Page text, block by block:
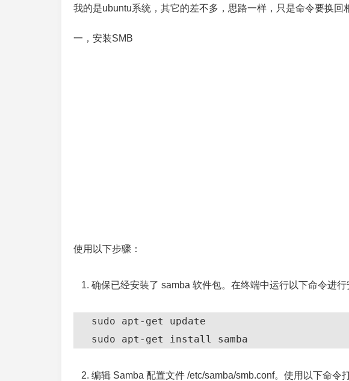
我的是ubuntu系统，其它的差不多，思路一样，只是命令要换回
一，安装SMB
使用以下步骤：
确保已经安装了 samba 软件包。在终端中运行以下命令进行
   sudo apt-get install samba
编辑 Samba 配置文件 /etc/samba/smb.conf。使用以下命令